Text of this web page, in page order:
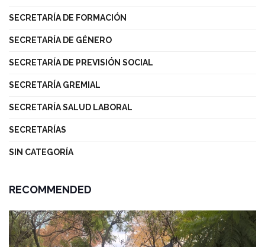
SECRETARÍA DE FORMACIÓN
SECRETARÍA DE GÉNERO
SECRETARÍA DE PREVISIÓN SOCIAL
SECRETARÍA GREMIAL
SECRETARÍA SALUD LABORAL
SECRETARÍAS
SIN CATEGORÍA
RECOMMENDED